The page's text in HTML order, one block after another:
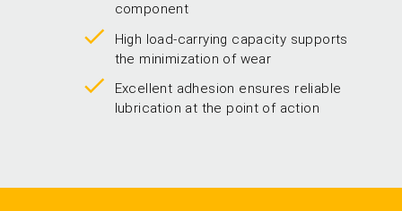
component
High load‑carrying capacity supports
the minimization of wear
Excellent adhesion ensures reliable
lubrication at the point of action